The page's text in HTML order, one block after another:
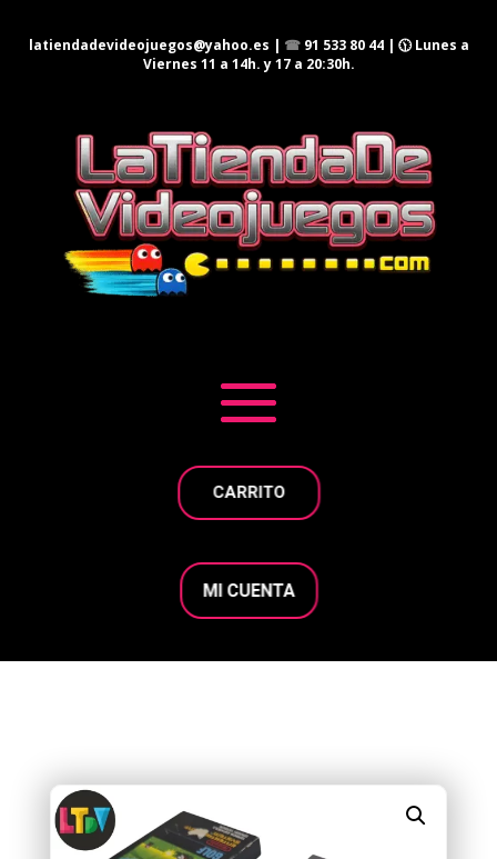
latiendadevideojuegos@yahoo.es | ☎ 91 533 80 44| 🕦 Lunes a
Viernes 11 a 14h. y 17 a 20:30h.
CARRITO
MI CUENTA